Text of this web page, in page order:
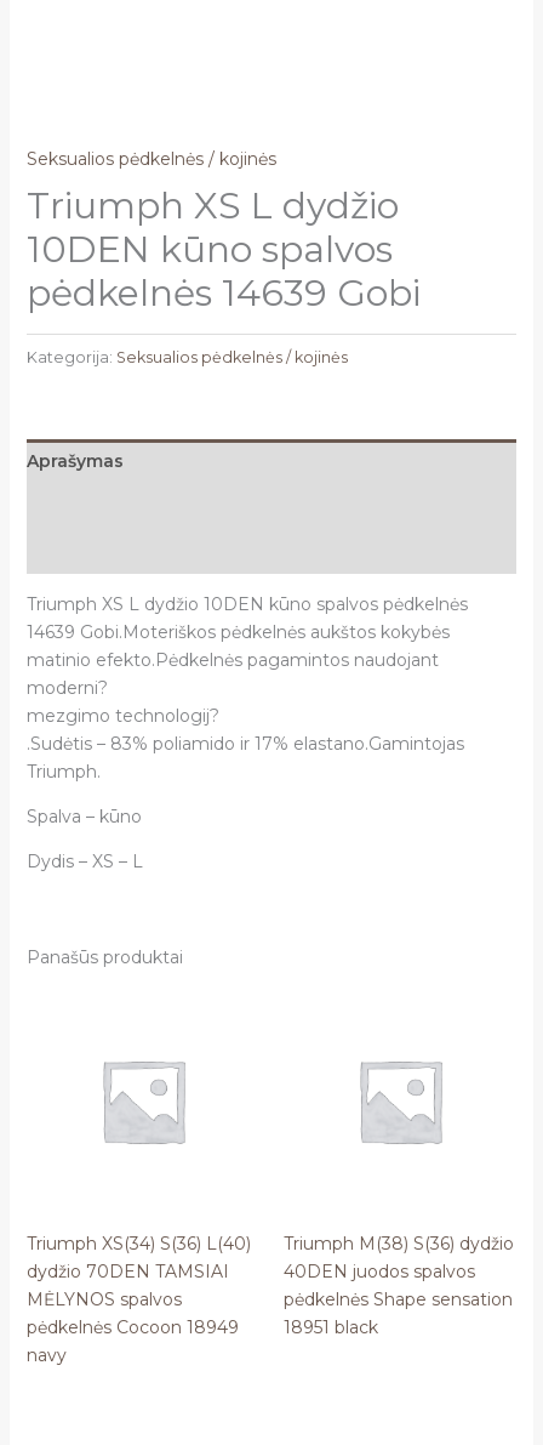
Seksualios pėdkelnės / kojinės
Triumph XS L dydžio
10DEN kūno spalvos
pėdkelnės 14639 Gobi
Kategorija: Seksualios pėdkelnės / kojinės
Aprašymas
Triumph XS L dydžio 10DEN kūno spalvos pėdkelnės
14639 Gobi.Moteriškos pėdkelnės aukštos kokybės
matinio efekto.Pėdkelnės pagamintos naudojant
moderni?
mezgimo technologij?
.Sudėtis – 83% poliamido ir 17% elastano.Gamintojas
Triumph.
Spalva – kūno
Dydis – XS – L
Panašūs produktai
Triumph XS(34) S(36) L(40)
dydžio 70DEN TAMSIAI
MĖLYNOS spalvos
pėdkelnės Cocoon 18949
navy
Triumph M(38) S(36) dydžio
40DEN juodos spalvos
pėdkelnės Shape sensation
18951 black